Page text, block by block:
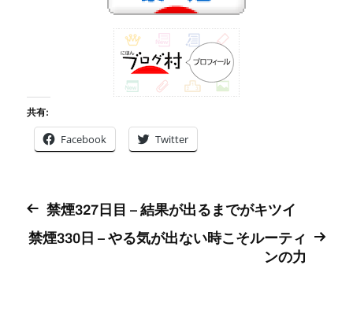
共有:
Facebook Twitter
禁煙327日目 – 結果が出るまでがキツイ
禁煙330日 – やる気が出ない時こそルーティ
ンの力